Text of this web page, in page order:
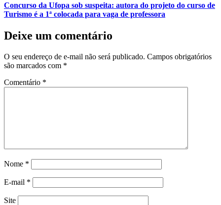
Concurso da Ufopa sob suspeita: autora do projeto do curso de
Turismo é a 1ª colocada para vaga de professora
Deixe um comentário
O seu endereço de e-mail não será publicado. Campos obrigatórios
são marcados com *
Comentário *
Nome *
E-mail *
Site